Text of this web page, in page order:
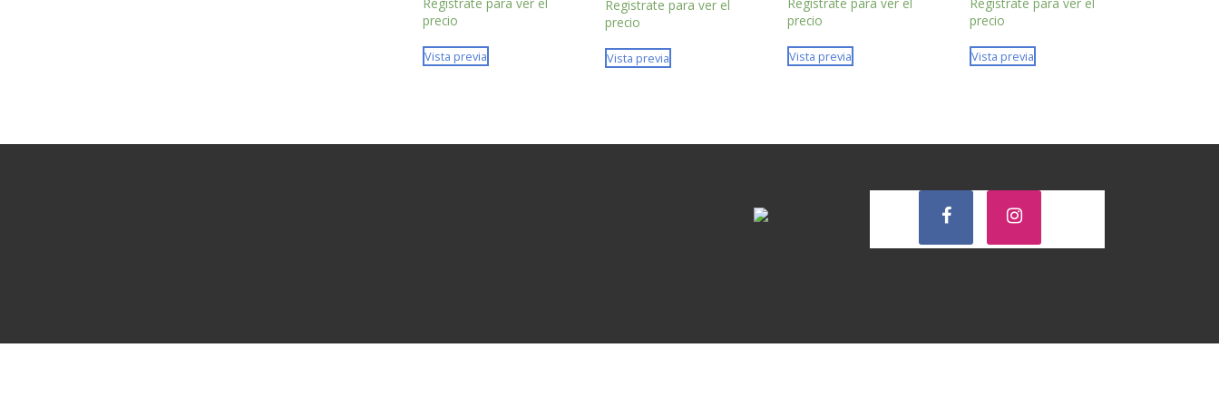
precio
Vista previa
Registrate para ver el
precio
Vista previa
precio
Vista previa
precio
Vista previa